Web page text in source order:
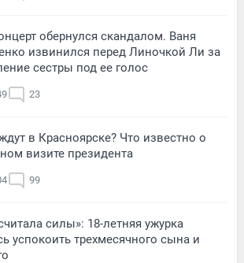
обернулся скандалом. Ваня
извинился перед Линочкой Ли за
сестры под ее голос
23
в Красноярске? Что известно о
визите президента
99
силы»: 18-летняя ужурка
успокоить трехмесячного сына и